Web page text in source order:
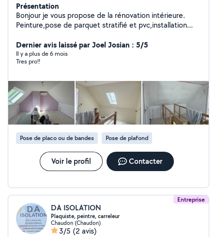
Présentation
Bonjour je vous propose de la rénovation intérieure.
Peinture,pose de parquet stratifié et pvc,installation
mécanique changement plaquettes de
freins,disque,vidange. Si pas de réponse en demande
privé c'est que mon champ d'action est limité faites vos
téléphone il est indiqué sur mon profil zéro six.trente
trois.treize.quatre vingt.quatre vingt huit . Parfois je suis
pas connecté sur Allo Voisin
Dernier avis laissé par Joel Josian : 5/5
Il y a plus de 6 mois
Tres pro!!
Pose de placo ou de bandes Pose de plafond
Voir le profil Contacter
Entreprise
DA ISOLATION
Plaquiste, peintre, carreleur
Chaudon (Chaudon)
3/5 (2 avis)